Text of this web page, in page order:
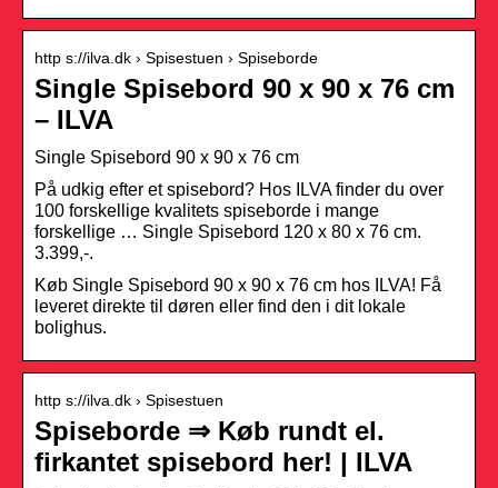
http s://ilva.dk › Spisestuen › Spiseborde
Single Spisebord 90 x 90 x 76 cm
– ILVA
Single Spisebord 90 x 90 x 76 cm
På udkig efter et spisebord? Hos ILVA finder du over
100 forskellige kvalitets spiseborde i mange
forskellige … Single Spisebord 120 x 80 x 76 cm.
3.399,-.
Køb Single Spisebord 90 x 90 x 76 cm hos ILVA! Få
leveret direkte til døren eller find den i dit lokale
bolighus.
http s://ilva.dk › Spisestuen
Spiseborde ⇒ Køb rundt el.
firkantet spisebord her! | ILVA